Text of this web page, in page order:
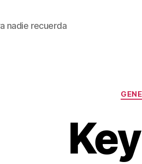
nadie recuerda